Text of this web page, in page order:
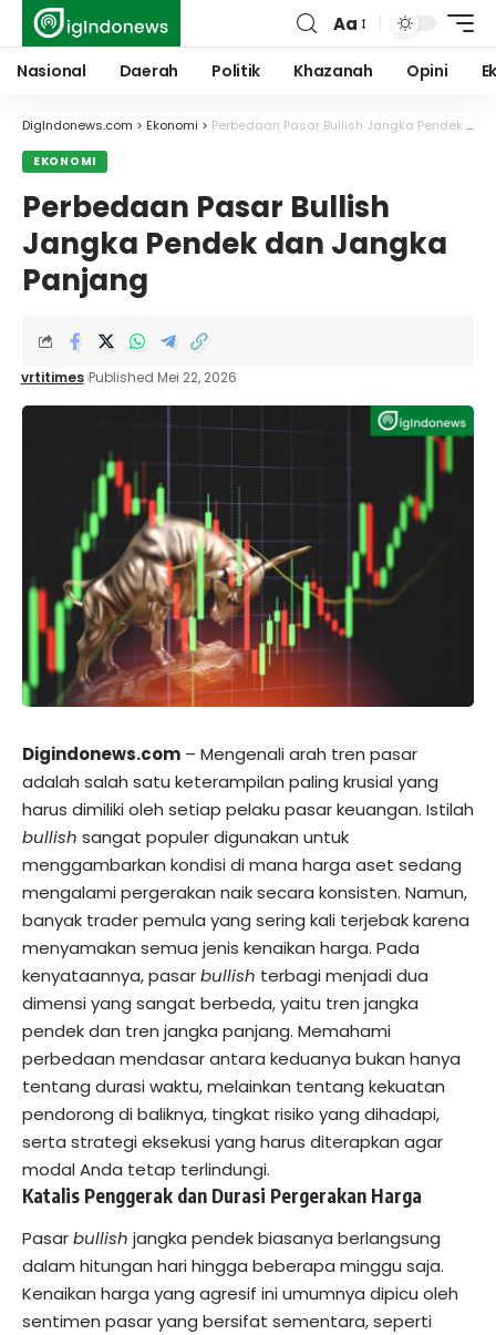
Font
Resizer
Aa
Nasional Daerah Politik Khazanah Opini
DigIndonews.com > Ekonomi > Perbedaan Pasar Bullish Jangka Pendek dan Jangka Panjang
EKONOMI
Perbedaan Pasar Bullish
Jangka Pendek dan Jangka
Panjang
vrtitimes Published Mei 22, 2026
Digindonews.com – Mengenali arah tren pasar
adalah salah satu keterampilan paling krusial yang
harus dimiliki oleh setiap pelaku pasar keuangan. Istilah
bullish sangat populer digunakan untuk
menggambarkan kondisi di mana harga aset sedang
mengalami pergerakan naik secara konsisten. Namun,
banyak trader pemula yang sering kali terjebak karena
menyamakan semua jenis kenaikan harga. Pada
kenyataannya, pasarbullish terbagi menjadi dua
dimensi yang sangat berbeda, yaitu tren jangka
pendek dan tren jangka panjang. Memahami
perbedaan mendasar antara keduanya bukan hanya
tentang durasi waktu, melainkan tentang kekuatan
pendorong di baliknya, tingkat risiko yang dihadapi,
serta strategi eksekusi yang harus diterapkan agar
modal Anda tetap terlindungi.
Katalis Penggerak dan Durasi Pergerakan Harga
Pasarbullish jangka pendek biasanya berlangsung
dalam hitungan hari hingga beberapa minggu saja.
Kenaikan harga yang agresif ini umumnya dipicu oleh
sentimen pasar yang bersifat sementara, seperti